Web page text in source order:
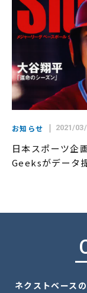
お知らせ 2021/
日本スポーツ
Geeksがデータ
ネクストベース